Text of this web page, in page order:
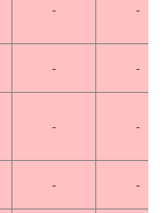
- -
- -
- -
- -